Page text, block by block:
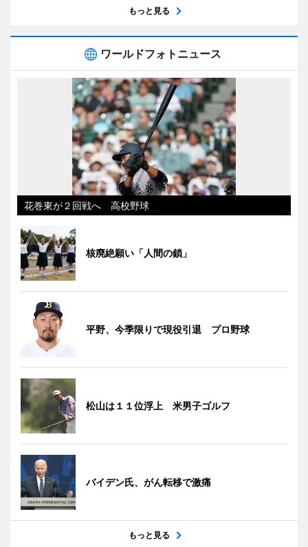
もっと見る
ワールドフォトニュース
花巻東が２回戦へ 高校野球
核廃絶願い「人間の鎖」
平野、今季限りで現役引退 プロ野球
松山は１１位浮上 米男子ゴルフ
バイデン氏、がん転移で激痛
もっと見る